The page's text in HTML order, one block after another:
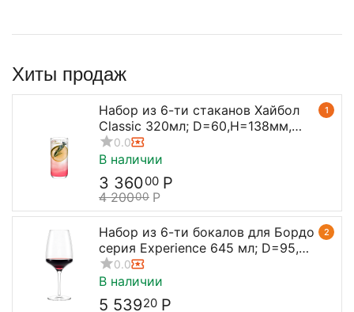
Хиты продаж
1
Набор из 6-ти стаканов Хайбол
Classic 320мл; D=60,H=138мм,
Stolzle
0.0
В наличии
3 36000 Р
4 20000 Р
2
Набор из 6-ти бокалов для Бордо
серия Experience 645 мл; D=95,
H=238 мм, Stolzle
0.0
В наличии
5 53920 Р